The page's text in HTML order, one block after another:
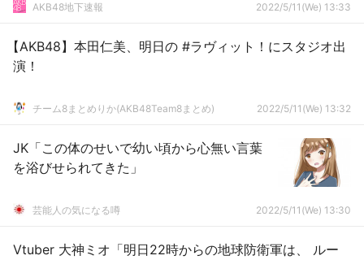
AKB48地下速報 2022/5/11(We) 13:33
【AKB48】本田仁美、明日の #ラヴィット！にスタジオ出
演！
チーム8まとめりか(AKB48Team8まとめ) 2022/5/11(We) 13:32
JK「この体のせいで幼い頃から心無い言葉
を浴びせられてきた」
芸能人の気になる噂 2022/5/11(We) 13:30
Vtuber 大神ミオ「明日22時からの地球防衛軍は、 ルー